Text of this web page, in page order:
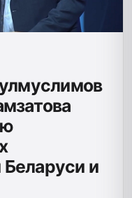
Беларуси и